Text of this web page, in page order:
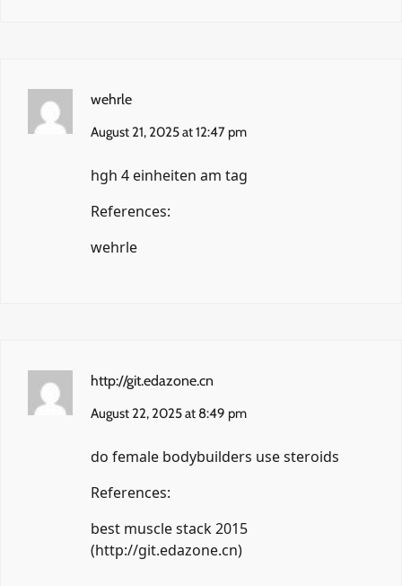
wehrle
August 21, 2025 at 12:47 pm
hgh 4 einheiten am tag
References:
wehrle
http://git.edazone.cn
August 22, 2025 at 8:49 pm
do female bodybuilders use steroids
References:
best muscle stack 2015
(http://git.edazone.cn)